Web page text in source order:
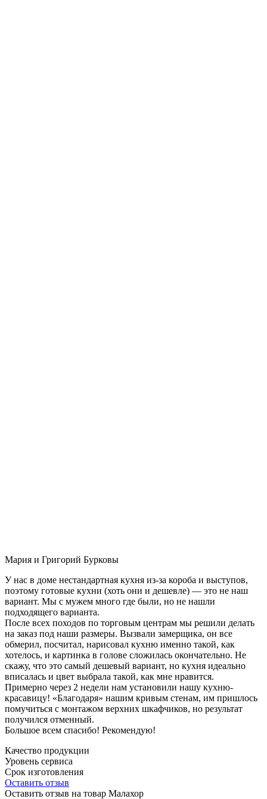
Мария и Григорий Бурковы
У нас в доме нестандартная кухня из-за короба и выступов,
поэтому готовые кухни (хоть они и дешевле) — это не наш
вариант. Мы с мужем много где были, но не нашли
подходящего варианта.
После всех походов по торговым центрам мы решили делать
на заказ под наши размеры. Вызвали замерщика, он все
обмерил, посчитал, нарисовал кухню именно такой, как
хотелось, и картинка в голове сложилась окончательно. Не
скажу, что это самый дешевый вариант, но кухня идеально
вписалась и цвет выбрала такой, как мне нравится.
Примерно через 2 недели нам установили нашу кухню-
красавицу! «Благодаря» нашим кривым стенам, им пришлось
помучиться с монтажом верхних шкафчиков, но результат
получился отменный.
Большое всем спасибо! Рекомендую!
Качество продукции
Уровень сервиса
Срок изготовления
Оставить отзыв
Оставить отзыв на товар Малахор